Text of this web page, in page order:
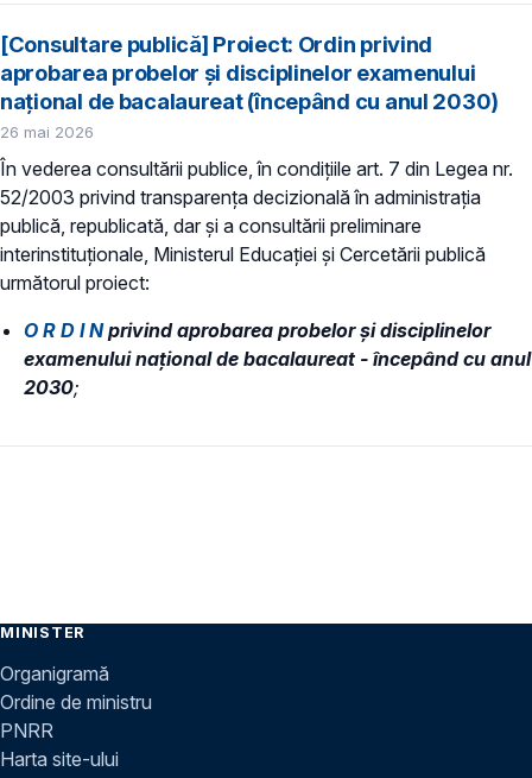
[Consultare publică] Proiect: Ordin privind
aprobarea probelor și disciplinelor examenului
național de bacalaureat (începând cu anul 2030)
26 mai 2026
În vederea consultării publice, în condiţiile art. 7 din Legea nr.
52/2003 privind transparenţa decizională în administraţia
publică, republicată, dar și a consultării preliminare
interinstituționale, Ministerul Educaţiei și Cercetării publică
următorul proiect:
O R D I Nprivind aprobarea probelor și disciplinelor
examenului național de bacalaureat - începând cu anul
2030;
MINISTER
Organigramă
Ordine de ministru
PNRR
Harta site-ului